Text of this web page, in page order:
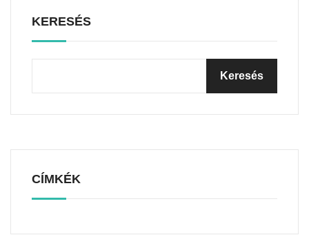
KERESÉS
CÍMKÉK